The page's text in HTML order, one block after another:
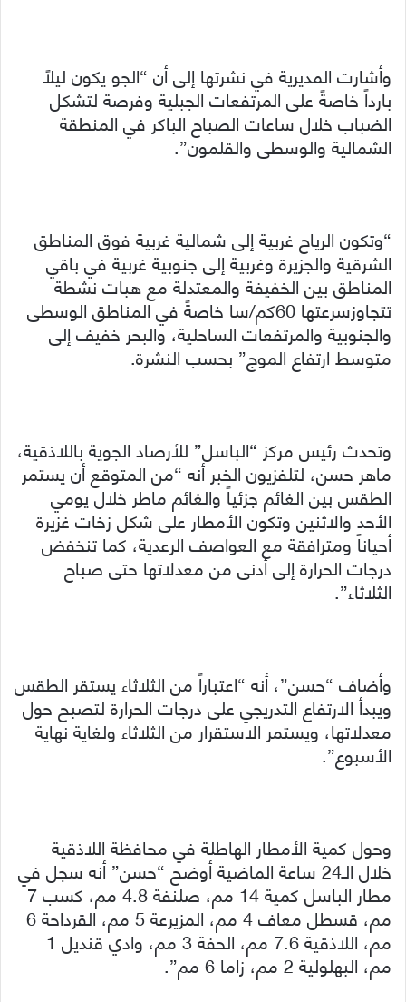
وأشارت المديرية في نشرتها إلى أن “الجو يكون ليلاً
بارداً خاصةً على المرتفعات الجبلية وفرصة لتشكل
الضباب خلال ساعات الصباح الباكر في المنطقة
الشمالية والوسطى والقلمون”.
“وتكون الرياح غربية إلى شمالية غربية فوق المناطق
الشرقية والجزيرة وغربية إلى جنوبية غربية في باقي
المناطق بين الخفيفة والمعتدلة مع هبات نشطة
تتجاوزسرعتها 60كم/سا خاصةً في المناطق الوسطى
والجنوبية والمرتفعات الساحلية، والبحر خفيف إلى
متوسط ارتفاع الموج” بحسب النشرة.
وتحدث رئيس مركز “الباسل” للأرصاد الجوية باللاذقية،
ماهر حسن، لتلفزيون الخبر أنه “من المتوقع أن يستمر
الطقس بين الغائم جزئياً والغائم ماطر خلال يومي
الأحد والاثنين وتكون الأمطار على شكل زخات غزيرة
أحياناً ومترافقة مع العواصف الرعدية، كما تنخفض
درجات الحرارة إلى أدنى من معدلاتها حتى صباح
الثلاثاء”.
وأضاف “حسن”، أنه “اعتباراً من الثلاثاء يستقر الطقس
ويبدأ الارتفاع التدريجي على درجات الحرارة لتصبح حول
معدلاتها، ويستمر الاستقرار من الثلاثاء ولغاية نهاية
الأسبوع”.
وحول كمية الأمطار الهاطلة في محافظة اللاذقية
خلال الـ24 ساعة الماضية أوضح “حسن” أنه سجل في
مطار الباسل كمية 14 مم، صلنفة 4.8 مم، كسب 7
مم، قسطل معاف 4 مم، المزيرعة 5 مم، القرداحة 6
مم، اللاذقية 7.6 مم، الحفة 3 مم، وادي قنديل 1
مم، البهلولية 2 مم، زاما 6 مم”.